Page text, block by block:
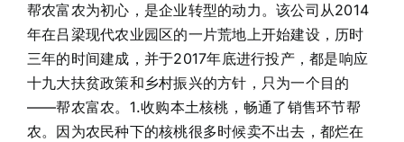
帮农富农为初心，是企业转型的动力。该公司从2014
年在吕梁现代农业园区的一片荒地上开始建设，历时
三年的时间建成，并于2017年底进行投产，都是响应
十九大扶贫政策和乡村振兴的方针，只为一个目的
——帮农富农。1.收购本土核桃，畅通了销售环节帮
农。因为农民种下的核桃很多时候卖不出去，都烂在